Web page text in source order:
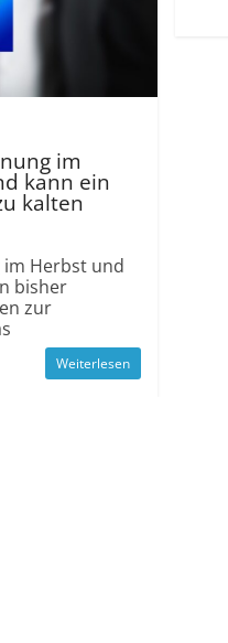
im
kann ein
kalten
im Herbst und
bisher
zur
Weiterlesen